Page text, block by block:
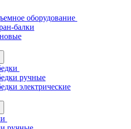
оборудование
балки
ручные
электрические